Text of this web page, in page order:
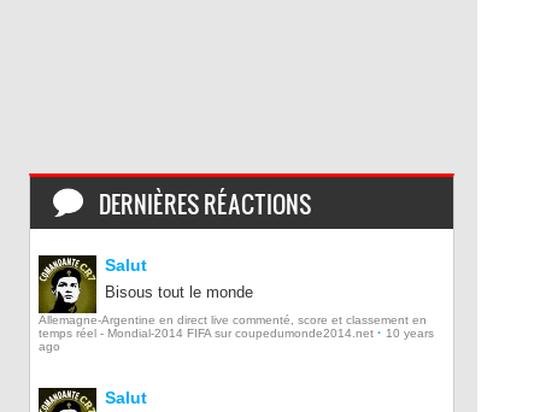
DERNIÈRES RÉACTIONS
Salut
Bisous tout le monde
Allemagne-Argentine en direct live commenté, score et classement en
temps réel - Mondial-2014 FIFA sur coupedumonde2014.net · 10 years
ago
Salut